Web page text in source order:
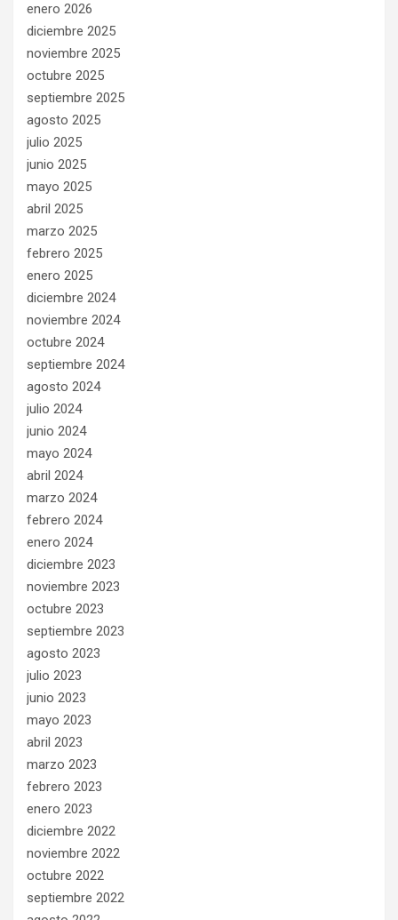
enero 2026
diciembre 2025
noviembre 2025
octubre 2025
septiembre 2025
agosto 2025
julio 2025
junio 2025
mayo 2025
abril 2025
marzo 2025
febrero 2025
enero 2025
diciembre 2024
noviembre 2024
octubre 2024
septiembre 2024
agosto 2024
julio 2024
junio 2024
mayo 2024
abril 2024
marzo 2024
febrero 2024
enero 2024
diciembre 2023
noviembre 2023
octubre 2023
septiembre 2023
agosto 2023
julio 2023
junio 2023
mayo 2023
abril 2023
marzo 2023
febrero 2023
enero 2023
diciembre 2022
noviembre 2022
octubre 2022
septiembre 2022